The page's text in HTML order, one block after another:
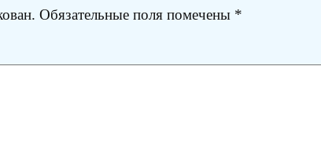
Обязательные поля помечены *